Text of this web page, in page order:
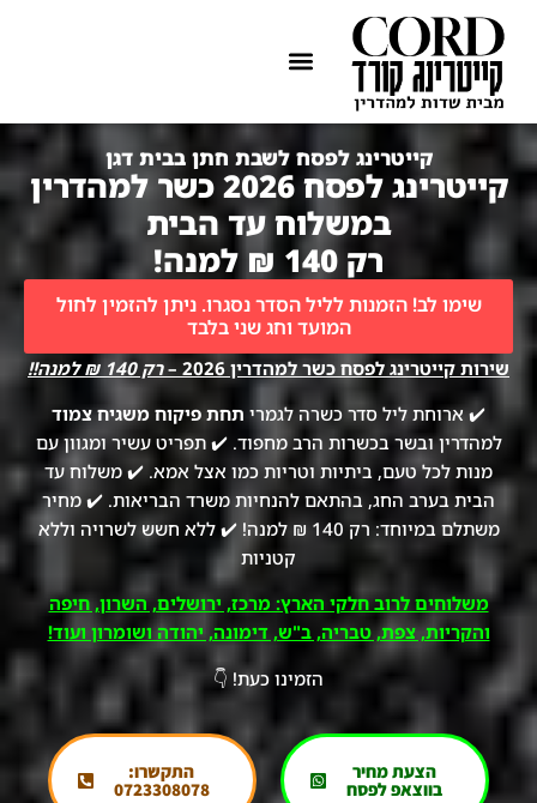
קייטרינג לפסח לשבת חתן בבית דגן
קייטרינג לפסח 2026 כשר למהדרין
במשלוח עד הבית
רק 140 ₪ למנה!
שימו לב! הזמנות לליל הסדר נסגרו. ניתן להזמין לחול
המועד וחג שני בלבד
שירות קייטרינג לפסח כשר למהדרין 2026 –
רק 140 ₪ למנה!!
✔️ ארוחת ליל סדר כשרה לגמרי תחת פיקוח משגיח צמוד
למהדרין ובשר בכשרות הרב מחפוד. ✔️ תפריט עשיר ומגוון עם
מנות לכל טעם, ביתיות וטריות כמו אצל אמא. ✔️ משלוח עד
הבית בערב החג, בהתאם להנחיות משרד הבריאות. ✔️ מחיר
משתלם במיוחד: רק 140 ₪ למנה! ✔️ ללא חשש לשרויה וללא
קטניות
משלוחים לרוב חלקי הארץ: מרכז, ירושלים, השרון, חיפה
והקריות, צפת, טבריה, ב"ש, דימונה, יהודה ושומרון ועוד!
הזמינו כעת! 👇
הצעת מחיר
בווצאפ לפסח
התקשרו:
0723308078